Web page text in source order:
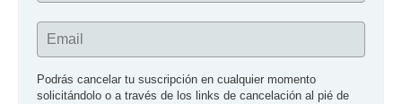
Email
Podrás cancelar tu suscripción en cualquier momento
solicitándolo o a través de los links de cancelación al pié de